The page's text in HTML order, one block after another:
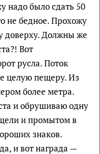
надо было сдать 50
не бедное. Прохожу
доверху. Должны же
Вот
русла. Поток
целую пещеру. Из
более метра.
и обрушиваю одну
и промытом в
знаков.
и вот награда —